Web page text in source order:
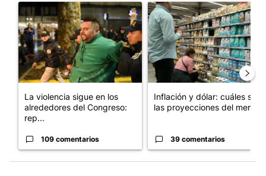
Un artículo de tendencia con el título "La violencia sigue en
La violencia sigue en los
alrededores del Congreso:
rep...
109 comentarios
Un artículo de tendencia con
Inflación y dólar: cuáles son
las proyecciones del merc...
39 comentarios